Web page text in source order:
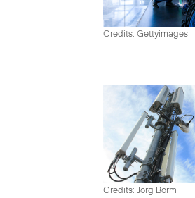
Credits: Gettyimages
Credits: Jörg Borm